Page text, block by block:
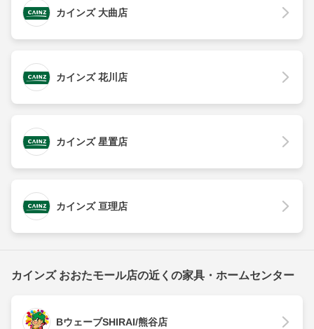
カインズ 大曲店
カインズ 花川店
カインズ 星置店
カインズ 亘理店
カインズ おおたモール店の近くの家具・ホームセンター
BウェーブSHIRAI/熊谷店